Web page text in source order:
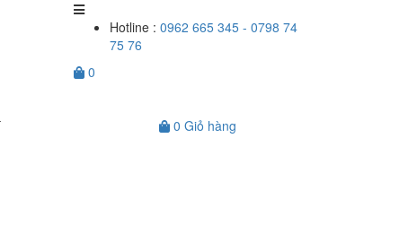
Hotline : 0962 665 345 - 0798 74
75 76
0
0 Giỏ hàng